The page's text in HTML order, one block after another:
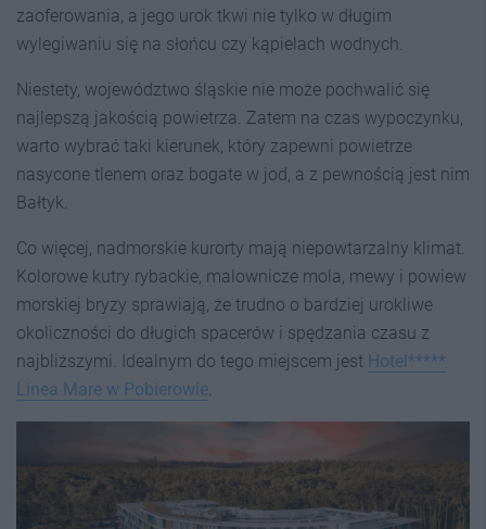
zaoferowania, a jego urok tkwi nie tylko w długim
wylegiwaniu się na słońcu czy kąpielach wodnych.
Niestety, województwo śląskie nie może pochwalić się
najlepszą jakością powietrza. Zatem na czas wypoczynku,
warto wybrać taki kierunek, który zapewni powietrze
nasycone tlenem oraz bogate w jod, a z pewnością jest nim
Bałtyk.
Co więcej, nadmorskie kurorty mają niepowtarzalny klimat.
Kolorowe kutry rybackie, malownicze mola, mewy i powiew
morskiej bryzy sprawiają, że trudno o bardziej urokliwe
okoliczności do długich spacerów i spędzania czasu z
najbliższymi. Idealnym do tego miejscem jest Hotel*****
Linea Mare w Pobierowie.